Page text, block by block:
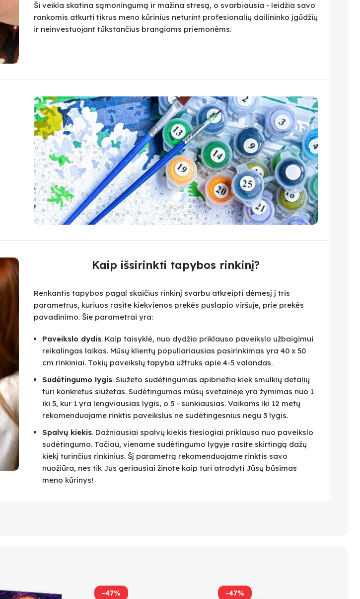
Ši veikla skatina sąmoningumą ir mažina stresą, o svarbiausia - leidžia savo
rankomis atkurti tikrus meno kūrinius neturint profesionalių dailininko įgūdžių
ir neinvestuojant tūkstančius brangioms priemonėms.
Kaip išsirinkti tapybos rinkinį?
Renkantis tapybos pagal skaičius rinkinį svarbu atkreipti dėmesį į tris
parametrus, kuriuos rasite kiekvienos prekės puslapio viršuje, prie prekės
pavadinimo. Šie parametrai yra:
Paveikslo dydis. Kaip taisyklė, nuo dydžio priklauso paveikslo užbaigimui
reikalingas laikas. Mūsų klientų populiariausias pasirinkimas yra 40 x 50
cm rinkiniai. Tokių paveikslų tapyba užtruks apie 4-5 valandas.
Sudėtingumo lygis. Siužeto sudėtingumas apibriežia kiek smulkių detalių
turi konkretus siužetas. Sudėtingumas mūsų svetainėje yra žymimas nuo 1
iki 5, kur 1 yra lengviausias lygis, o 5 - sunkiausias. Vaikams iki 12 metų
rekomenduojame rinktis paveikslus ne sudėtingesnius negu 3 lygis.
Spalvų kiekis. Dažniausiai spalvų kiekis tiesiogiai priklauso nuo paveikslo
sudėtingumo. Tačiau, viename sudėtingumo lygyje rasite skirtingą dažų
kiekį turinčius rinkinius. Šį parametrą rekomenduojame rinktis savo
nuožiūra, nes tik Jus geriausiai žinote kaip turi atrodyti Jūsų būsimas
meno kūrinys!
-47% -47%